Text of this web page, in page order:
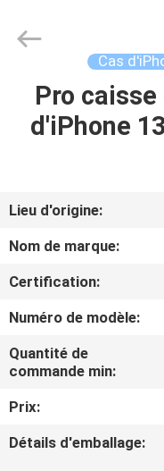
MAISON
VIDÉOS
SPECTACLE
VR
À
PROPOS
DE
Technology
Reserved.
Cas
Pro
d'iPhone
Lieu d'origine:
Nom de marque:
Certification:
Numéro de modèle:
Quantité de
commande min:
Prix:
Détails d'emballage: